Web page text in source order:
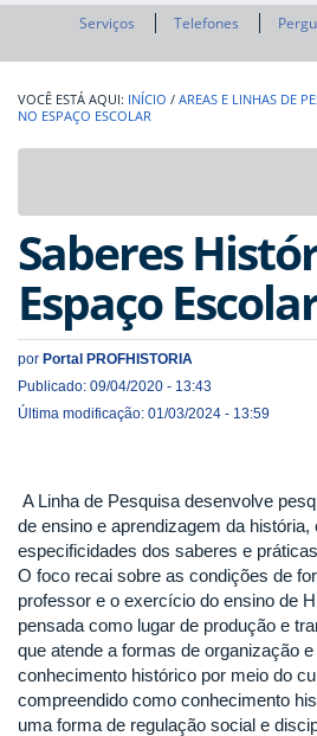
Serviços Telefones
INÍCIO / AREAS E LINHAS DE
NO ESPAÇO ESCOLAR
Saberes
Espaço
por Portal PROFHISTORIA
Publicado: 09/04/2020 - 13:43
Última modificação: 01/03/2024 - 13:59
A Linha de Pesquisa desenvolve
de ensino e aprendizagem da história,
especificidades dos saberes e
O foco recai sobre as condições de
professor e o exercício do ensino de
pensada como lugar de produção e
que atende a formas de organização
conhecimento histórico por meio do
compreendido como conhecimento
uma forma de regulação social e